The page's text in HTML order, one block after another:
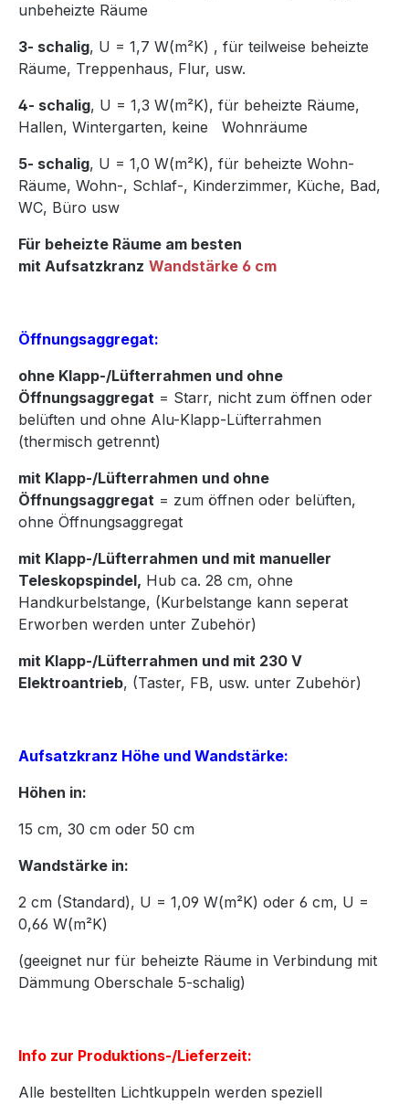
unbeheizte Räume
3- schalig, U = 1,7 W(m²K) , für teilweise beheizte
Räume, Treppenhaus, Flur, usw.
4- schalig, U = 1,3 W(m²K), für beheizte Räume,
Hallen, Wintergarten, keine Wohnräume
5- schalig, U = 1,0 W(m²K), für beheizte Wohn-
Räume, Wohn-, Schlaf-, Kinderzimmer, Küche, Bad,
WC, Büro usw
Für beheizte Räume am besten
mit Aufsatzkranz Wandstärke 6 cm
Öffnungsaggregat:
ohne Klapp-/Lüfterrahmen und ohne
Öffnungsaggregat = Starr, nicht zum öffnen oder
belüften und ohne Alu-Klapp-Lüfterrahmen
(thermisch getrennt)
mit Klapp-/Lüfterrahmen und ohne
Öffnungsaggregat = zum öffnen oder belüften,
ohne Öffnungsaggregat
mit Klapp-/Lüfterrahmen und mit manueller
Teleskopspindel, Hub ca. 28 cm, ohne
Handkurbelstange, (Kurbelstange kann seperat
Erworben werden unter Zubehör)
mit Klapp-/Lüfterrahmen und mit 230 V
Elektroantrieb, (Taster, FB, usw. unter Zubehör)
Aufsatzkranz Höhe und Wandstärke:
Höhen in:
15 cm, 30 cm oder 50 cm
Wandstärke in:
2 cm (Standard), U = 1,09 W(m²K) oder 6 cm, U =
0,66 W(m²K)
(geeignet nur für beheizte Räume in Verbindung mit
Dämmung Oberschale 5-schalig)
Info zur Produktions-/Lieferzeit:
Alle bestellten Lichtkuppeln werden speziell